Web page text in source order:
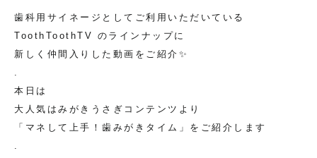
歯科用サイネージとしてご利用いただいている
ToothToothTV のラインナップに
新しく仲間入りした動画をご紹介✨
.
本日は
大人気はみがきうさぎコンテンツより
「マネして上手！歯みがきタイム」をご紹介します
.